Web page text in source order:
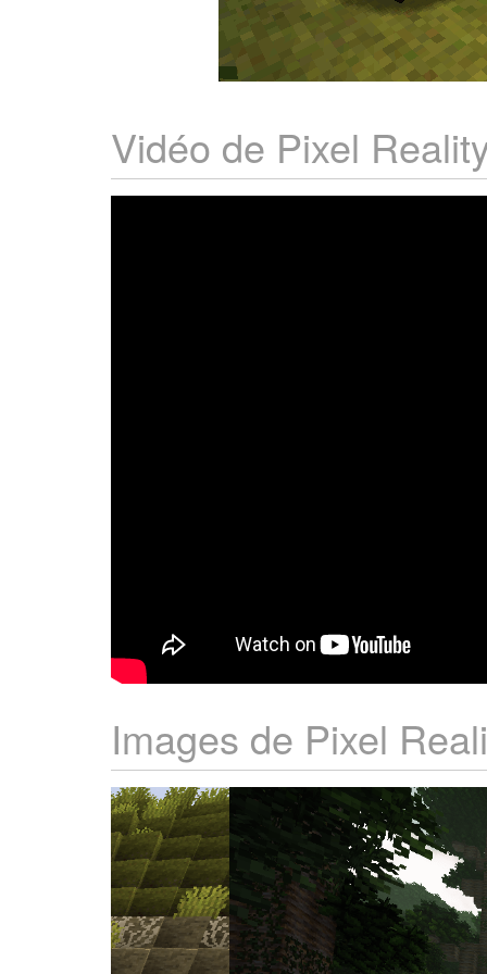
Vidéo de Pixel
Images de Pixel